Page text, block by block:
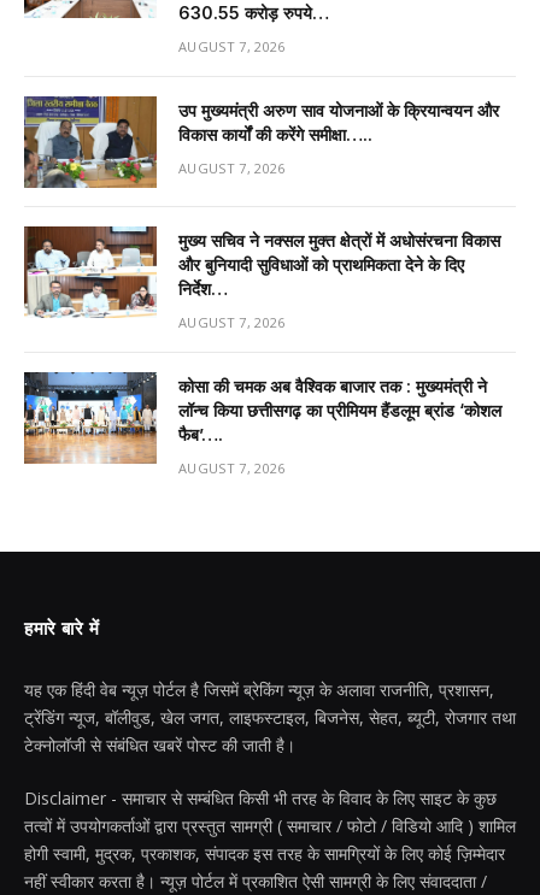
630.55 करोड़ रुपये…
AUGUST 7, 2026
उप मुख्यमंत्री अरुण साव योजनाओं के क्रियान्वयन और
विकास कार्यों की करेंगे समीक्षा…..
AUGUST 7, 2026
मुख्य सचिव ने नक्सल मुक्त क्षेत्रों में अधोसंरचना विकास
और बुनियादी सुविधाओं को प्राथमिकता देने के दिए
निर्देश…
AUGUST 7, 2026
कोसा की चमक अब वैश्विक बाजार तक : मुख्यमंत्री ने
लॉन्च किया छत्तीसगढ़ का प्रीमियम हैंडलूम ब्रांड ‘कोशल
फैब’….
AUGUST 7, 2026
हमारे बारे में
यह एक हिंदी वेब न्यूज़ पोर्टल है जिसमें ब्रेकिंग न्यूज़ के अलावा राजनीति, प्रशासन,
ट्रेंडिंग न्यूज, बॉलीवुड, खेल जगत, लाइफस्टाइल, बिजनेस, सेहत, ब्यूटी, रोजगार तथा
टेक्नोलॉजी से संबंधित खबरें पोस्ट की जाती है।
Disclaimer - समाचार से सम्बंधित किसी भी तरह के विवाद के लिए साइट के कुछ
तत्वों में उपयोगकर्ताओं द्वारा प्रस्तुत सामग्री ( समाचार / फोटो / विडियो आदि ) शामिल
होगी स्वामी, मुद्रक, प्रकाशक, संपादक इस तरह के सामग्रियों के लिए कोई ज़िम्मेदार
नहीं स्वीकार करता है। न्यूज़ पोर्टल में प्रकाशित ऐसी सामग्री के लिए संवाददाता /